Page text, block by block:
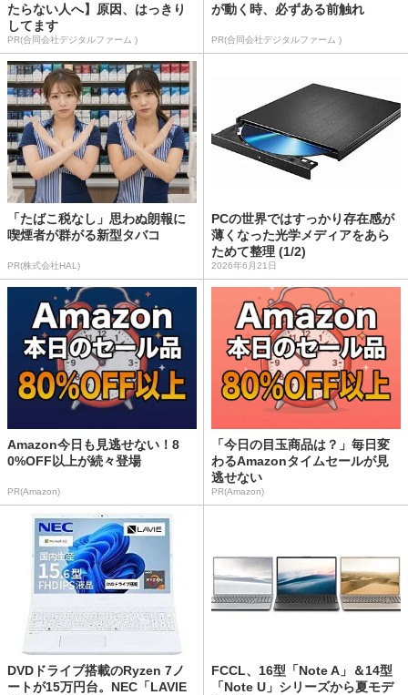
たらない人へ】原因、はっきり
してます
PR(合同会社デジタルファーム )
が動く時、必ずある前触れ
PR(合同会社デジタルファーム )
「たばこ税なし」思わぬ朗報に
喫煙者が群がる新型タバコ
PR(株式会社HAL)
PCの世界ではすっかり存在感が
薄くなった光学メディアをあら
ためて整理 (1/2)
2026年6月21日
Amazon今日も見逃せない！8
0%OFF以上が続々登場
PR(Amazon)
「今日の目玉商品は？」毎日変
わるAmazonタイムセールが見
逃せない
PR(Amazon)
DVDドライブ搭載のRyzen 7ノ
ートが15万円台。NEC「LAVIE
FCCL、16型「Note A」＆14型
「Note U」シリーズから夏モデ